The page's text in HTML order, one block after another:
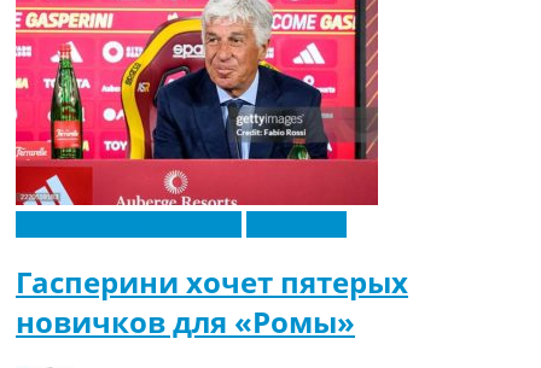
Гасперини хочет пятерых
новичков для «Ромы»